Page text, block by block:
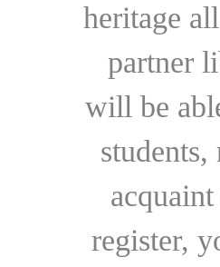
heritage
partner
will be
register,